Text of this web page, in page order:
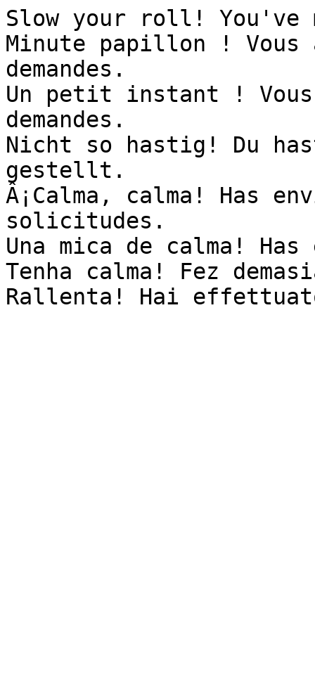
Slow your roll! You've
Minute papillon ! Vous
demandes.
Un petit instant !
demandes.
Nicht so hastig! Du
gestellt.
Â¡Calma, calma! Has
solicitudes.
Una mica de calma!
Tenha calma! Fez
Rallenta! Hai